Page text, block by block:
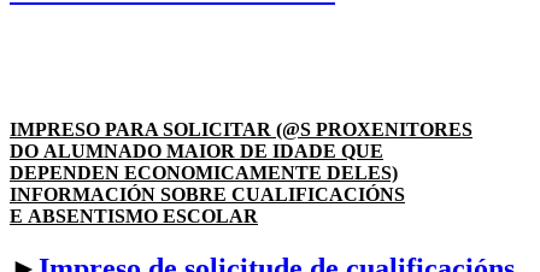
IMPRESO PARA SOLICITAR (@S PROXENITORES
DO ALUMNADO MAIOR DE IDADE QUE
DEPENDEN ECONOMICAMENTE DELES)
INFORMACIÓN SOBRE CUALIFICACIÓNS
E ABSENTISMO ESCOLAR